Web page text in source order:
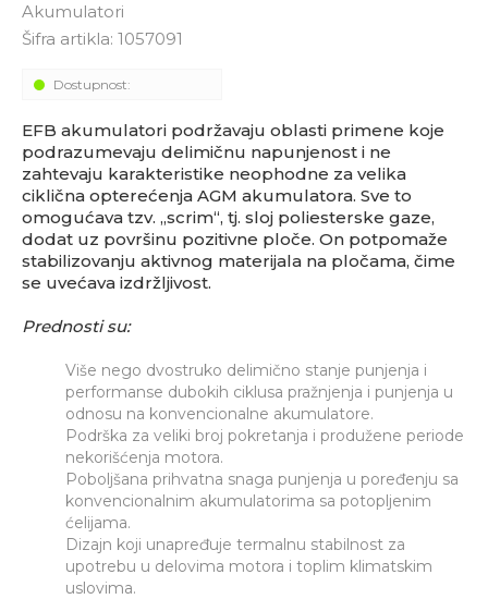
Akumulatori
Šifra artikla: 1057091
Dostupnost:
EFB akumulatori podržavaju oblasti primene koje
podrazumevaju delimičnu napunjenost i ne
zahtevaju karakteristike neophodne za velika
ciklična opterećenja AGM akumulatora. Sve to
omogućava tzv. „scrim“, tj. sloj poliesterske gaze,
dodat uz površinu pozitivne ploče. On potpomaže
stabilizovanju aktivnog materijala na pločama, čime
se uvećava izdržljivost.
Prednosti su:
Više nego dvostruko delimično stanje punjenja i
performanse dubokih ciklusa pražnjenja i punjenja u
odnosu na konvencionalne akumulatore.
Podrška za veliki broj pokretanja i produžene periode
nekorišćenja motora.
Poboljšana prihvatna snaga punjenja u poređenju sa
konvencionalnim akumulatorima sa potopljenim
ćelijama.
Dizajn koji unapređuje termalnu stabilnost za
upotrebu u delovima motora i toplim klimatskim
uslovima.